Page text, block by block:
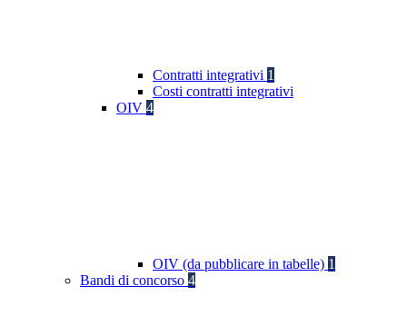
Contratti integrativi 1
Costi contratti integrativi
OIV 4
OIV (da pubblicare in tabelle) 1
Bandi di concorso 4